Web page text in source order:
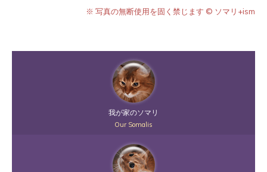
※ 写真の無断使用を固く禁じます © ソマリ+ism
我が家のソマリ
Our Somalis